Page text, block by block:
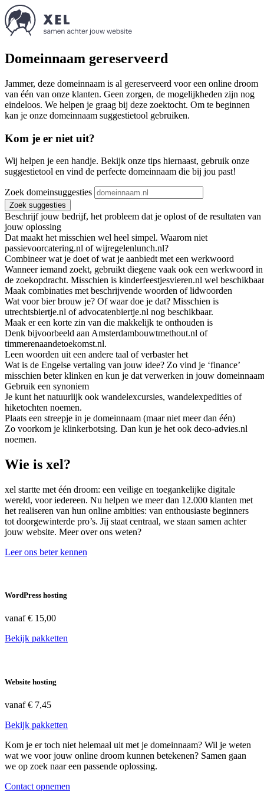
Domeinnaam gereserveerd
Jammer, deze domeinnaam is al gereserveerd voor een online droom
van één van onze klanten. Geen zorgen, de mogelijkheden zijn nog
eindeloos. We helpen je graag bij deze zoektocht. Om te beginnen
kan je onze domeinnaam suggestietool gebruiken.
Kom je er niet uit?
Wij helpen je een handje. Bekijk onze tips hiernaast, gebruik onze
suggestietool en vind de perfecte domeinnaam die bij jou past!
Zoek domeinsuggesties
Zoek suggesties
Beschrijf jouw bedrijf, het probleem dat je oplost of de resultaten van
jouw oplossing
Dat maakt het misschien wel heel simpel. Waarom niet
passievoorcatering.nl of wijregelenlunch.nl?
Combineer wat je doet of wat je aanbiedt met een werkwoord
Wanneer iemand zoekt, gebruikt diegene vaak ook een werkwoord in
de zoekopdracht. Misschien is kinderfeestjesvieren.nl wel
Maak combinaties met beschrijvende woorden of lidwoorden
Wat voor bier brouw je? Of waar doe je dat? Misschien is
utrechtsbiertje.nl of advocatenbiertje.nl nog beschikbaar.
Maak er een korte zin van die makkelijk te onthouden is
Denk bijvoorbeeld aan Amsterdambouwtmethout.nl of
timmerenaandetoekomst.nl.
Leen woorden uit een andere taal of verbaster het
Wat is de Engelse vertaling van jouw idee? Zo vind je ‘finance’
misschien beter klinken en kun je dat verwerken in jouw
Gebruik een synoniem
Je kunt het natuurlijk ook wandelexcursies, wandelexpedities of
hiketochten noemen.
Plaats een streepje in je domeinnaam (maar niet meer dan één)
Zo voorkom je klinkerbotsing. Dan kun je het ook deco-advies.nl
noemen.
Wie is xel?
xel startte met één droom: een veilige en toegankelijke digitale
wereld, voor iedereen. Nu helpen we meer dan 12.000 klanten met
het realiseren van hun online ambities: van enthousiaste beginners
tot doorgewinterde pro’s. Jij staat centraal, we staan samen achter
jouw website. Meer over ons weten?
Leer ons beter kennen
WordPress hosting
vanaf€ 15,00
Bekijk pakketten
Website hosting
vanaf€ 7,45
Bekijk pakketten
Kom je er toch niet helemaal uit met je domeinnaam? Wil je weten
wat we voor jouw online droom kunnen betekenen? Samen gaan
we op zoek naar een passende oplossing.
Contact opnemen